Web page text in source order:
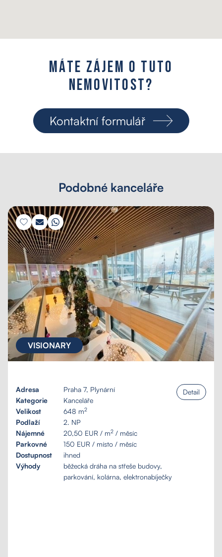
Máte zájem o tuto
nemovitost?
Kontaktní formulář
Podobné kanceláře
VISIONARY
Adresa
Praha 7, Plynární
Kategorie
Kanceláře
Velikost
648 m2
Podlaží
2. NP
Nájemné
20,50 EUR / m2 / měsíc
Parkovné
150 EUR / místo / měsíc
Dostupnost
ihned
Výhody
běžecká dráha na střeše budovy,
parkování, kolárna, elektronabíječky
Detail